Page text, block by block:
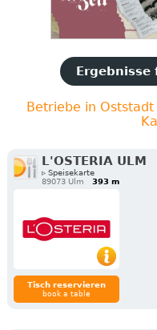
Betriebe in
L'OSTERIA ULM
▹ Speisekarte
89073 Ulm
393 m
Tisch reservieren
book a table